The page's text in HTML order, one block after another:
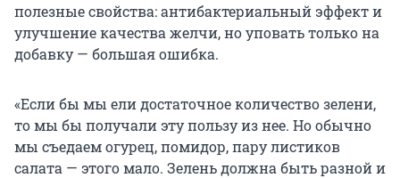
полезные свойства: антибактериальный эффект и
улучшение качества желчи, но уповать только на
добавку — большая ошибка.
«Если бы мы ели достаточное количество зелени,
то мы бы получали эту пользу из нее. Но обычно
мы съедаем огурец, помидор, пару листиков
салата — этого мало. Зелень должна быть разной и